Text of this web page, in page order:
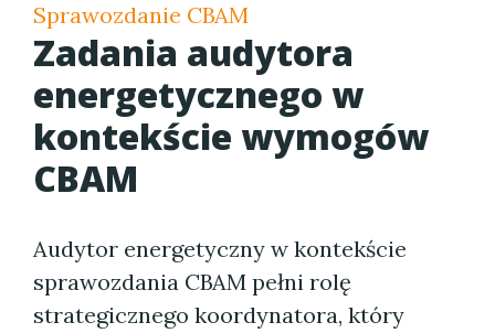
Sprawozdanie CBAM
Zadania audytora
energetycznego w
kontekście wymogów
CBAM
Audytor energetyczny w kontekście
sprawozdania CBAM pełni rolę
strategicznego koordynatora, który